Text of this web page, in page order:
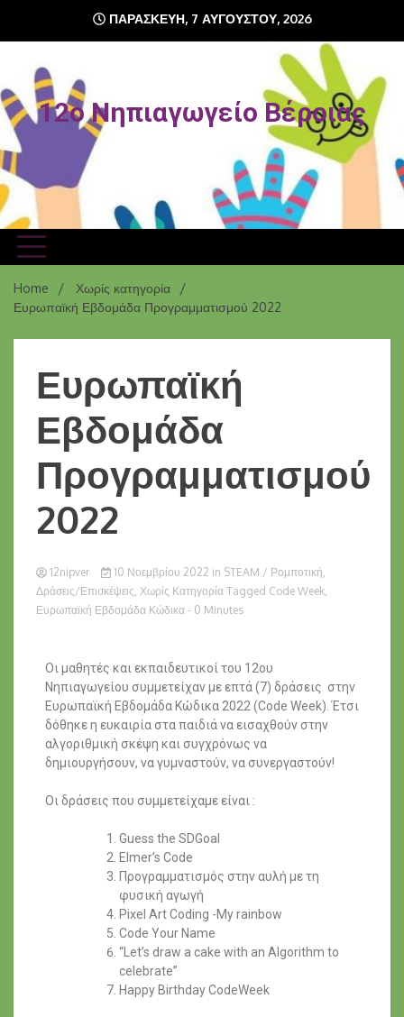
ΠΑΡΑΣΚΕΥΉ, 7 ΑΥΓΟΎΣΤΟΥ, 2026
12o Νηπιαγωγείο Βέροιας
Home
Χωρίς κατηγορία
Ευρωπαϊκή Εβδομάδα Προγραμματισμού 2022
Ευρωπαϊκή
Εβδομάδα
Προγραμματισμού
2022
12nipver 10 Νοεμβρίου 2022 in STEAM / Ρομποτική,
Δράσεις/Επισκέψεις, Χωρίς Κατηγορία Tagged Code Week,
Ευρωπαϊκή Εβδομάδα Κώδικα - 0 Minutes
Οι μαθητές και εκπαιδευτικοί του 12ου
Νηπιαγωγείου συμμετείχαν με επτά (7) δράσεις στην
Ευρωπαϊκή Εβδομάδα Κώδικα 2022 (Code Week). Έτσι
δόθηκε η ευκαιρία στα παιδιά να εισαχθούν στην
αλγοριθμική σκέψη και συγχρόνως να
δημιουργήσουν, να γυμναστούν, να συνεργαστούν!
Οι δράσεις που συμμετείχαμε είναι :
Guess the SDGoal
Elmer’s Code
Προγραμματισμός στην αυλή με τη
φυσική αγωγή
Pixel Art Coding -My rainbow
Code Your Name
“Let’s draw a cake with an Algorithm to
celebrate”
Happy Birthday CodeWeek